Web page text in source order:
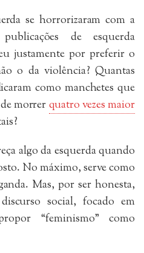
se horrorizaram com a
de esquerda
justamente por preferir o
o da violência? Quantas
como manchetes que
morrerquatro vezes maior
algo da esquerda quando
No máximo, serve como
Mas, por ser honesta,
social, focado em
“feminismo” como